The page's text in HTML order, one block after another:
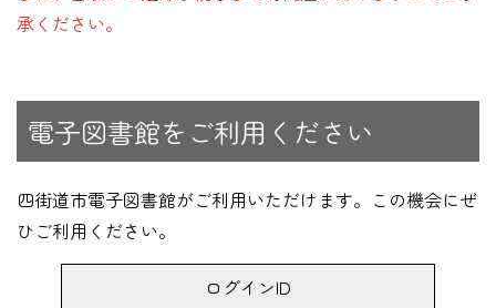
承ください。
電子図書館をご利用ください
四街道市電子図書館がご利用いただけます。この機会にぜ
ひご利用ください。
ログインID